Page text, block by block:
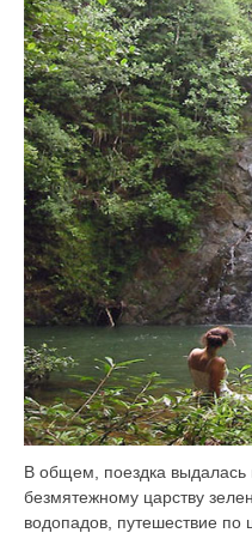
В общем, поездка выдалась
безмятежному царству
водопадов, путешествие